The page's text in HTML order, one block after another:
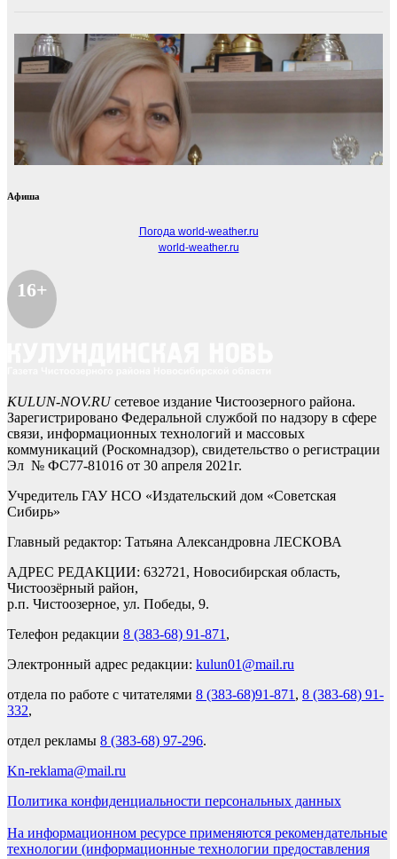
Афиша
Погода world-weather.ru
world-weather.ru
16+
KULUN-NOV.RUсетевое издание Чистоозерного района.
Зарегистрировано Федеральной службой по надзору в сфере
связи, информационных технологий и массовых
коммуникаций (Роскомнадзор), свидетельство о регистрации
Эл № ФС77-81016 от 30 апреля 2021г.
Учредитель ГАУ НСО «Издательский дом «Советская
Сибирь»
Главный редактор: Татьяна Александровна ЛЕСКОВА
АДРЕС РЕДАКЦИИ: 632721, Новосибирская область,
Чистоозёрный район,
р.п. Чистоозерное, ул. Победы, 9.
Телефон редакции 8 (383-68) 91-871 ,
Электронный адрес редакции: kulun01@mail.ru
отдела по работе с читателями 8 (383-68)91-871 , 8 (383-68) 91-
332,
отдел рекламы 8 (383-68) 97-296.
Kn-reklama@mail.ru
Политика конфиденциальности персональных данных
На информационном ресурсе применяются рекомендательные
технологии (информационные технологии предоставления